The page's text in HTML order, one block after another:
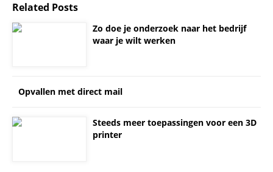
Related Posts
Zo doe je onderzoek naar het bedrijf
waar je wilt werken
Opvallen met direct mail
Steeds meer toepassingen voor een 3D
printer